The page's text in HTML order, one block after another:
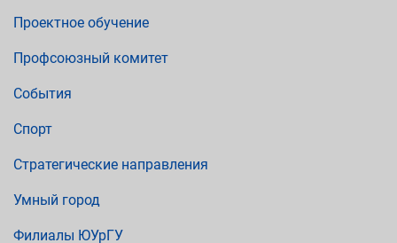
Проектное обучение
Профсоюзный комитет
События
Спорт
Стратегические направления
Умный город
Филиалы ЮУрГУ